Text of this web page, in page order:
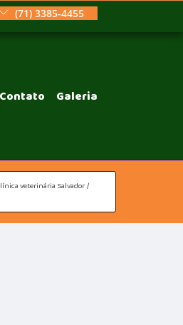
(71) 3385-4455
Contato Galeria
veterinária Salvador